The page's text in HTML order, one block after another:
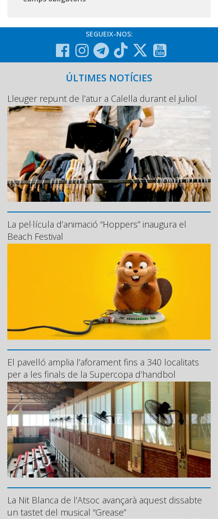
SEGUEIX-NOS:
ÚLTIMES NOTÍCIES
Lleuger repunt de l’atur a Calella durant el juliol
La pel·lícula d’animació “Hoppers” inaugura el
Beach Festival
El pavelló amplia l’aforament fins a 340 localitats
per a les finals de la Supercopa d’handbol
La Nit Blanca de l’Atsoc avançarà aquest dissabte
un tastet del musical “Grease”